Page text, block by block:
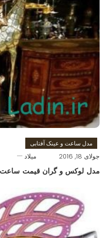
مدل ساعت و عینک آفتابی
جولای 18, 2016 میلاد
مدل لوکس و گران قیمت ساعت